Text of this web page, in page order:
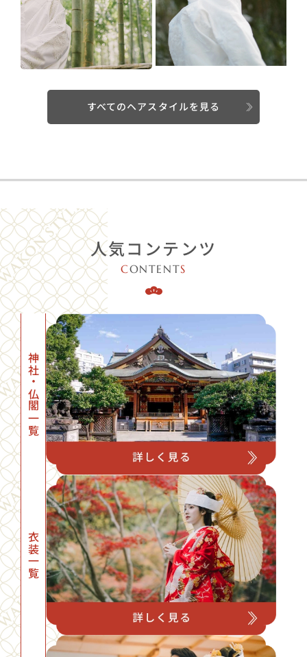
すべてのヘアスタイルを見る
人気コンテンツ
CONTENTS
神社・仏閣一覧
衣装一覧